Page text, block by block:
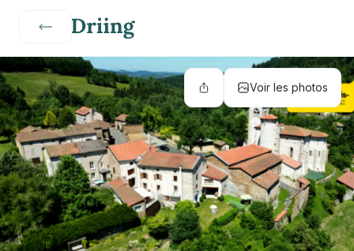
Voir les photos